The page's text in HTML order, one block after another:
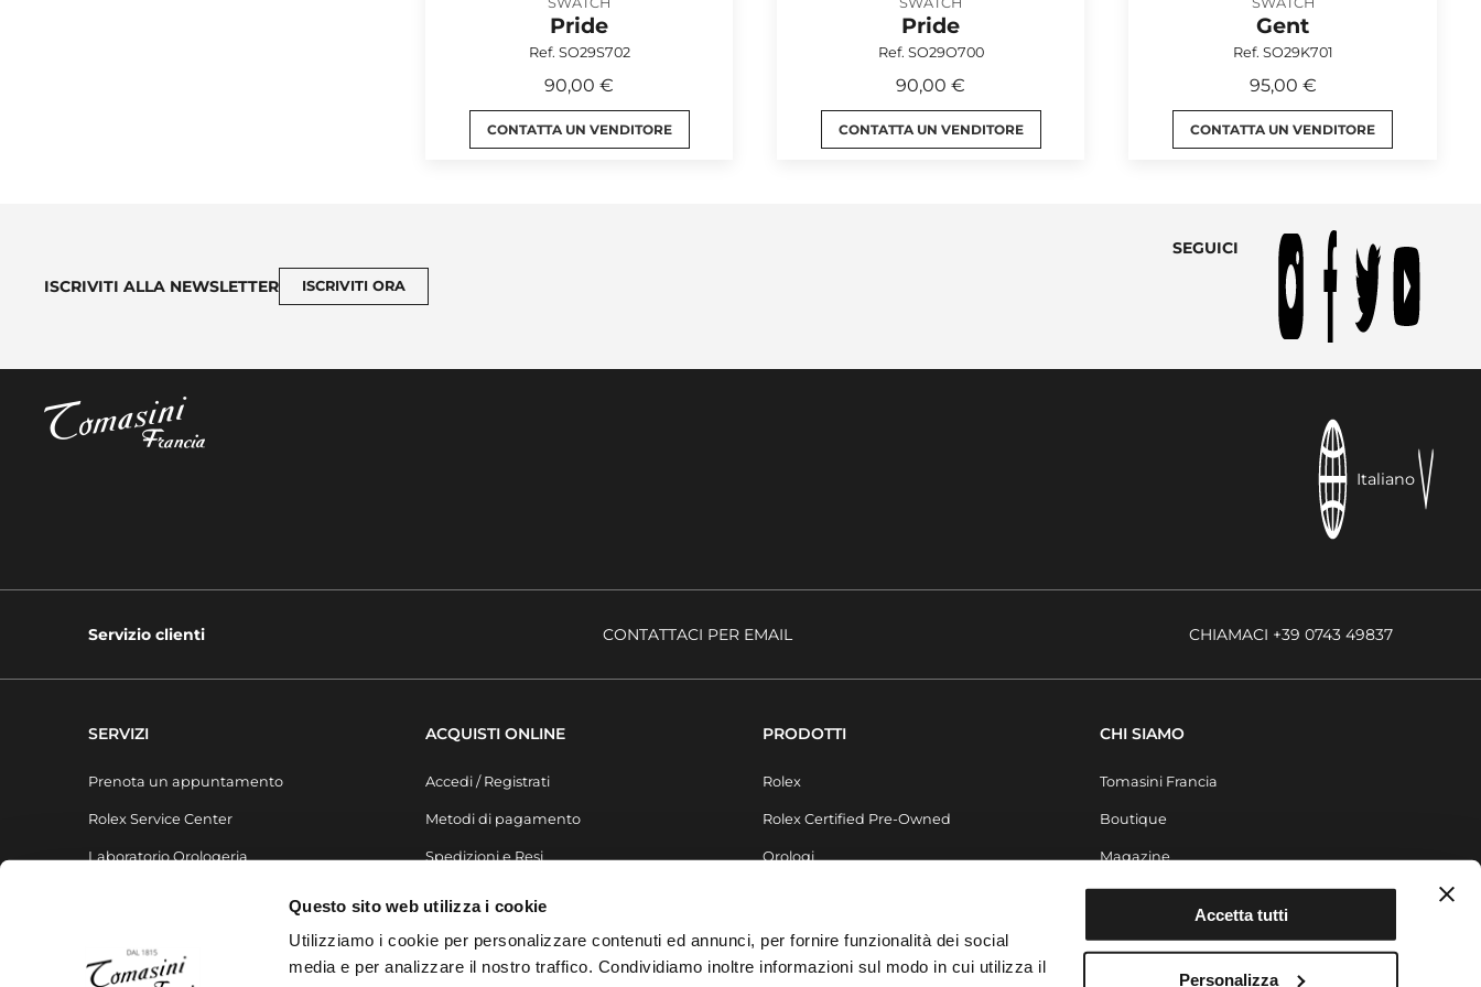
Questo sito web utilizza i cookie
Utilizziamo i cookie per personalizzare contenuti ed annunci, per fornire funzionalità dei social
media e per analizzare il nostro traffico. Condividiamo inoltre informazioni sul modo in cui utilizza il
Accetta tutti
Personalizza
Pride
Ref. SO29S702
90,00 €
CONTATTA UN VENDITORE
Pride
Ref. SO29O700
90,00 €
CONTATTA UN VENDITORE
Gent
Ref. SO29K701
95,00 €
CONTATTA UN VENDITORE
ISCRIVITI ALLA NEWSLETTER ISCRIVITI ORA
SEGUICI
Italiano
Servizio clienti CONTATTACI PER EMAIL CHIAMACI +39 0743 49837
SERVIZI
Prenota un appuntamento
Rolex Service Center
Laboratorio Orologeria
ACQUISTI ONLINE
Accedi / Registrati
Metodi di pagamento
Spedizioni e Resi
PRODOTTI
Rolex
Rolex Certified Pre-Owned
Orologi
Gioielli
Accessori
CHI SIAMO
Tomasini Francia
Boutique
Magazine
Contatti